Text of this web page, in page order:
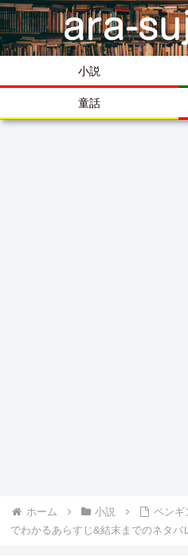
小説
童話
ホーム 小説
ペンギ
でわかるあらすじ&結末までのネタバ